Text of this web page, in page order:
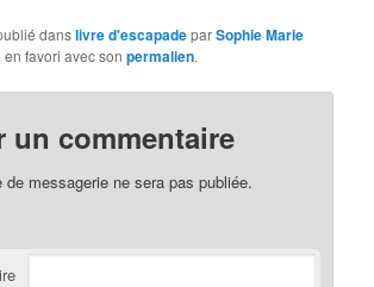
danslivre d'escapadeparSophie Marie
en favori avec sonpermalien.
un commentaire
de messagerie ne sera pas publiée.